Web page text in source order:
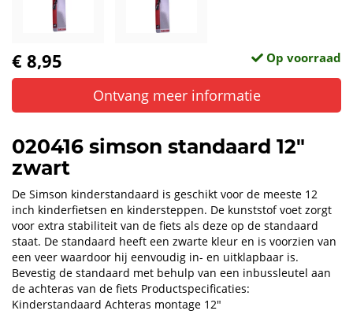
€ 8,95 Op voorraad
Ontvang meer informatie
020416 simson standaard 12"
zwart
De Simson kinderstandaard is geschikt voor de meeste 12
inch kinderfietsen en kindersteppen. De kunststof voet zorgt
voor extra stabiliteit van de fiets als deze op de standaard
staat. De standaard heeft een zwarte kleur en is voorzien van
een veer waardoor hij eenvoudig in- en uitklapbaar is.
Bevestig de standaard met behulp van een inbussleutel aan
de achteras van de fiets Productspecificaties:
Kinderstandaard Achteras montage 12"